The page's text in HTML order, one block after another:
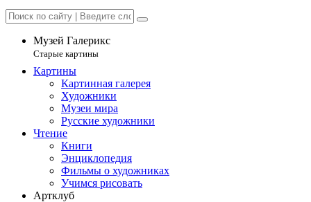
Музей Галерикс
Старые картины
Картины
Картинная галерея
Художники
Музеи мира
Русские художники
Чтение
Книги
Энциклопедия
Фильмы о художниках
Учимся рисовать
Артклуб